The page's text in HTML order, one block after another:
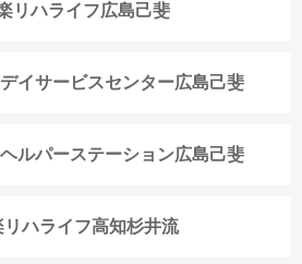
リハライフ広島己斐
イサービスセンター広島己斐
ルパーステーション広島己斐
リハライフ高知杉井流